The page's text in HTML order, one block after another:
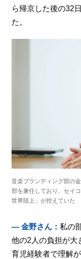
ら帰京した後の32
た。
音楽ブランディング部の
部を兼任しており、セイ
世界陸上」が控えていた
― 金野さん： 私の
他の2人の負担が大
育児経験者で理解